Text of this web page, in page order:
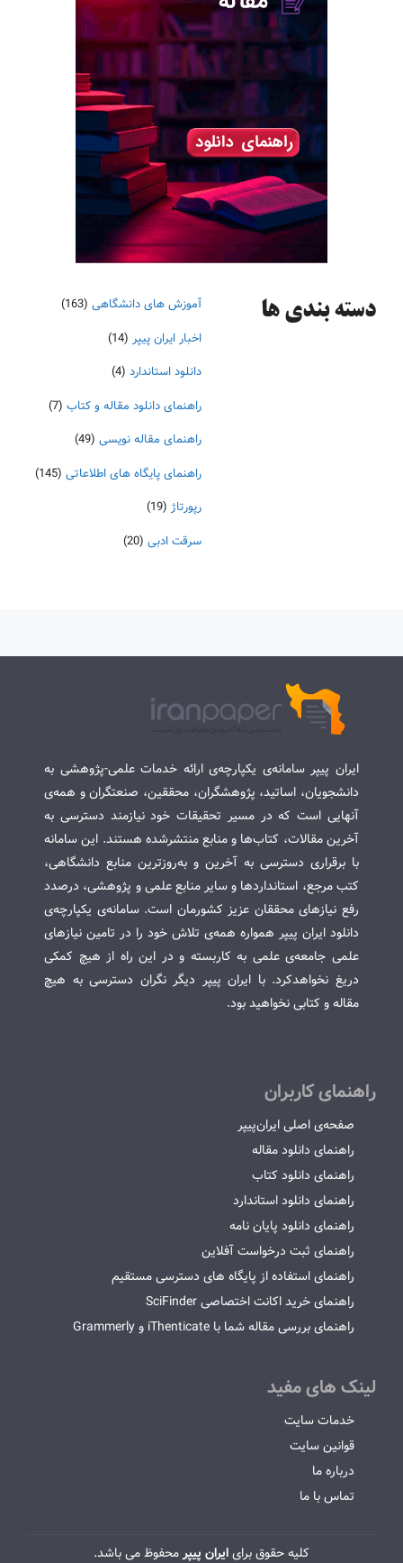
دسته‌ بندی ها آموزش های دانشگاهی (163)
اخبار ایران پیپر (14)
دانلود استاندارد (4)
راهنمای دانلود مقاله و کتاب (7)
راهنمای مقاله نویسی (49)
راهنمای پایگاه های اطلاعاتی (145)
رپورتاژ (19)
سرقت ادبی (20)
ایران پیپر سامانه‌ی یکپارچه‌ی ارائه خدمات علمی-پژوهشی به
دانشجویان، اساتید، پژوهشگران، محققین، صنعتگران و همه‌ی
آنهایی است که در مسیر تحقیقات خود نیازمند دسترسی به
آخرین مقالات، کتاب‌ها و منابع منتشرشده هستند. این سامانه
با برقراری دسترسی به آخرین و به‌روزترین منابع دانشگاهی،
کتب مرجع، استانداردها و سایر منابع علمی و پژوهشی، درصدد
رفع نیازهای محققان عزیز کشورمان است. سامانه‌ی یکپارچه‌ی
دانلود ایران پیپر همواره همه‌ی تلاش خود را در تامین نیازهای
علمی جامعه‌ی علمی به کاربسته و در این راه از هیچ کمکی
دریغ نخواهدکرد. با ایران پیپر دیگر نگران دسترسی به هیچ
مقاله و کتابی نخواهید بود.
راهنمای کاربران
صفحه‌ی اصلی ایران‌پیپر
راهنمای دانلود مقاله
راهنمای دانلود کتاب
راهنمای دانلود استاندارد
راهنمای دانلود پایان نامه
راهنمای ثبت درخواست آفلاین
راهنمای استفاده از پایگاه های دسترسی مستقیم
راهنمای خرید اکانت اختصاصی SciFinder
راهنمای بررسی مقاله شما با iThenticate و Grammerly
لینک های مفید
خدمات سایت
قوانین سایت
درباره ما
تماس با ما
کلیه حقوق برایایران پیپرمحفوظ می باشد.